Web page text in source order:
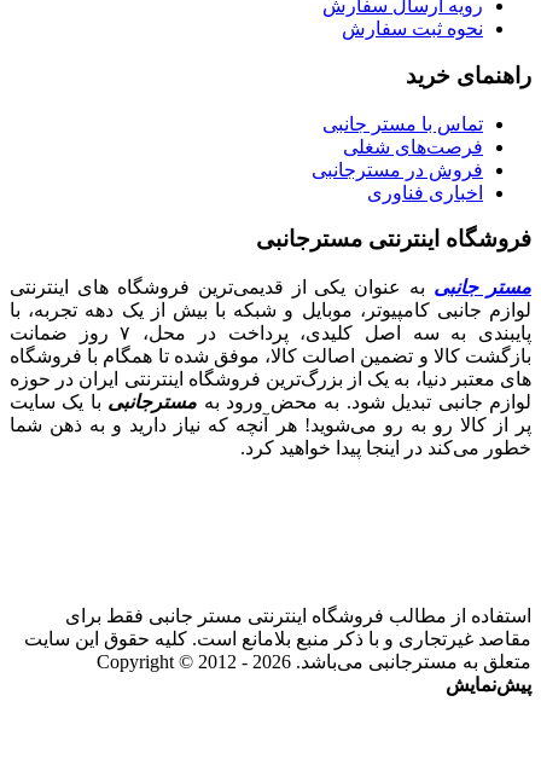
رویه ارسال سفارش
نحوه ثبت سفارش
راهنمای خرید
تماس با مستر جانبی
فرصت‌های شغلی
فروش در مسترجانبی
اخباری فناوری
فروشگاه اینترنتی مسترجانبی
مستر جانبی به عنوان یکی از قدیمی‌ترین فروشگاه های اینترنتی
لوازم جانبی کامپیوتر، موبایل و شبکه با بیش از یک دهه تجربه، با
پایبندی به سه اصل کلیدی، پرداخت در محل، ۷ روز ضمانت
بازگشت کالا و تضمین اصالت کالا، موفق شده تا همگام با فروشگاه‌
های معتبر دنیا، به یک از بزرگ‌ترین فروشگاه اینترنتی ایران در حوزه
لوازم جانبی تبدیل شود. به محض ورود به مسترجانبی با یک سایت
پر از کالا رو به رو می‌شوید! هر آنچه که نیاز دارید و به ذهن شما
خطور می‌کند در اینجا پیدا خواهید کرد.
استفاده از مطالب فروشگاه اینترنتی مستر جانبی فقط برای
مقاصد غیرتجاری و با ذکر منبع بلامانع است. کلیه حقوق این سایت
متعلق به مسترجانبی می‌باشد. Copyright © 2012 - 2026
پیش‌نمایش